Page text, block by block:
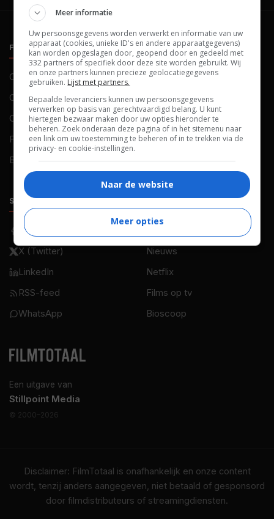
Een uitgave van
Stillpoint Media
© 2000–2026
FILMTOTAAL
Contact
Over ons
Colofon
FAQ
Blog
BELEID
Privacy
Voorwaarden
Cookies
Cookievoorkeuren
SOCIALS
Facebook
X (Twitter)
LinkedIn
RSS-feed
WhatsApp
ONTDEKKEN
Nieuws
Netflix
Films op tv
Bioscoop
Disclaimer: FilmTotaal is onafhankelijk en onze content
wordt, tenzij anders aangegeven, niet betaald of gesponsord
door filmdistributeurs of streamingdiensten.
Meer informatie
Uw persoonsgegevens worden verwerkt en informatie van uw
apparaat (cookies, unieke ID's en andere apparaatgegevens)
kan worden opgeslagen door, geopend door en gedeeld met
332 partners of specifiek door deze site worden gebruikt. Wij
en onze partners kunnen precieze geolocatiegegevens
gebruiken. Lijst met partners.
Bepaalde leveranciers kunnen uw persoonsgegevens
verwerken op basis van gerechtvaardigd belang. U kunt
hiertegen bezwaar maken door uw opties hieronder te
beheren. Zoek onderaan deze pagina of in het sitemenu naar
een link om uw toestemming te beheren of in te trekken via de
privacy- en cookie-instellingen.
Naar de website
Meer opties